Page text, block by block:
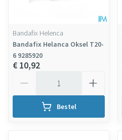
Bandafix Helenca
Bandafix Helanca Oksel T20-
6 9285920
€ 10,92
Bestel